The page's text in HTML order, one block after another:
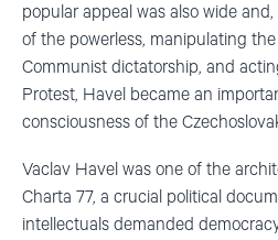
popular appeal was also wide
of the powerless, manipulating
Communist dictatorship, and
Protest, Havel became an
consciousness of the
Vaclav Havel was one of the
Charta 77, a crucial political
intellectuals demanded